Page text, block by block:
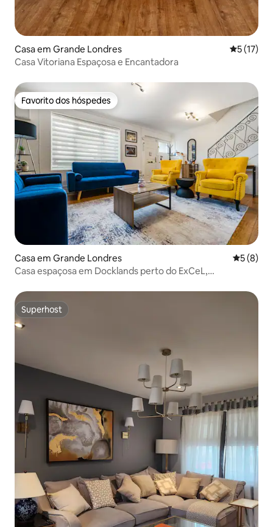
Casa em Grande Londres
5 (17)
Casa Vitoriana Espaçosa e Encantadora
Favorito dos hóspedes
Favorito dos hóspedes
Casa em Grande Londres
5 (8)
Casa espaçosa em Docklands perto do ExCeL,
Superhost
Superhost